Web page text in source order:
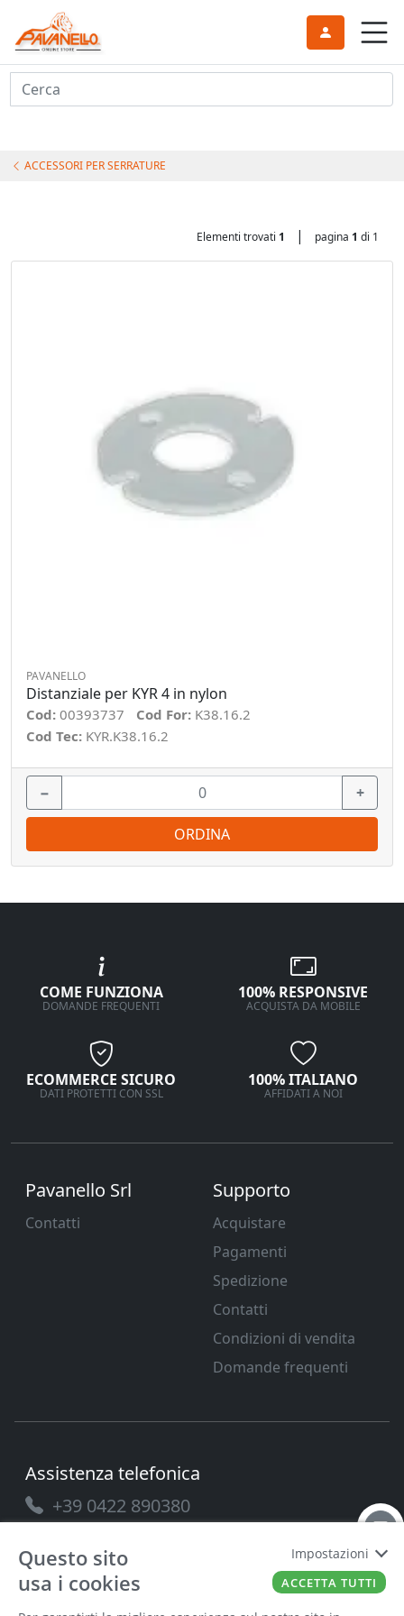
Cerca
ACCESSORI PER SERRATURE
Elementi trovati 1 | pagina 1 di 1
PAVANELLO
Distanziale per KYR 4 in nylon
Cod: 00393737 Cod For: K38.16.2
Cod Tec: KYR.K38.16.2
− +
ORDINA
COME FUNZIONA
DOMANDE FREQUENTI
100% RESPONSIVE
ACQUISTA DA MOBILE
ECOMMERCE SICURO
DATI PROTETTI CON SSL
100% ITALIANO
AFFIDATI A NOI
Pavanello Srl
Contatti
Supporto
Acquistare
Pagamenti
Spedizione
Contatti
Condizioni di vendita
Domande frequenti
Assistenza telefonica
+39 0422 890380
Questo sito
usa i cookies
Impostazioni
ACCETTA TUTTI